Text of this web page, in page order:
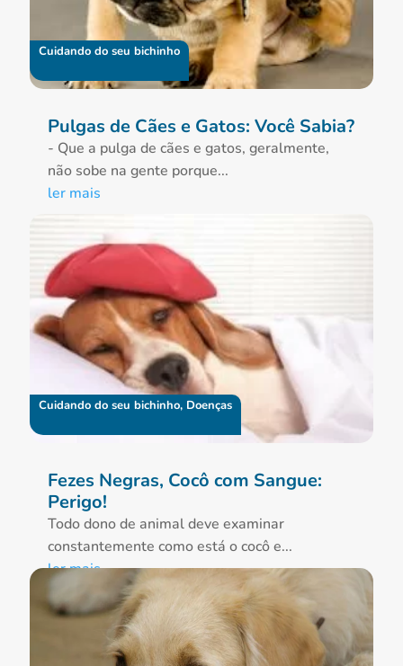
Pulgas de Cães e Gatos: Você Sabia?
Cuidando do seu bichinho
- Que a pulga de cães e gatos, geralmente,
não sobe na gente porque...
ler mais
Fezes Negras, Cocô com Sangue:
Perigo!
Cuidando do seu bichinho, Doenças
Todo dono de animal deve examinar
constantemente como está o cocô e...
ler mais